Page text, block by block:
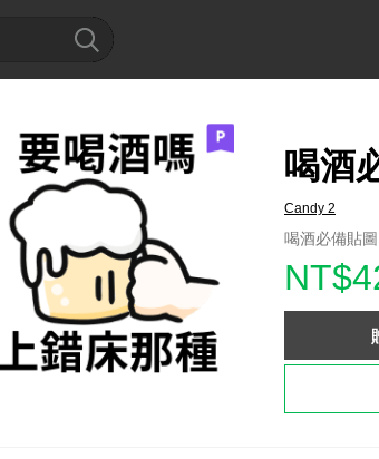
喝酒
Candy 2
喝酒必備貼